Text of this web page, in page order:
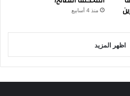
منذ 4 أسابيع
اظهر المزيد